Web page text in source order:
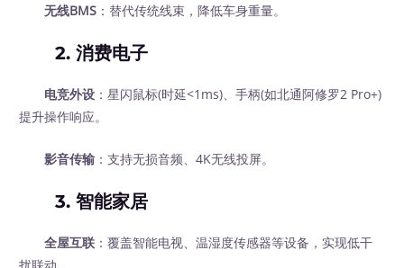
无线BMS ：替代传统线束，降低车身重量。
2. 消费电子
电竞外设 ：星闪鼠标(时延<1ms)、手柄(如北通阿修罗2 Pro+)
提升操作响应。
影音传输 ：支持无损音频、4K无线投屏。
3. 智能家居
全屋互联 ：覆盖智能电视、温湿度传感器等设备，实现低干
扰联动。